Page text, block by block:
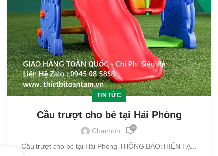
TIN TỨC
Cầu trượt cho bé tại Hải Phòng
Chanhon 0
Cầu trượt cho bé tại Hải Phòng THÔNG BÁO: HIỆN TẠ...